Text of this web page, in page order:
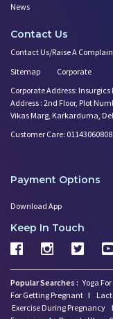
News
Contact Us
Contact Us/Raise A
Sitemap
Corporate
Corporate Address:
Address : 2nd Floor, Plot
Vikas Marg, Karkarduma,
Customer Care: 01143060808
Payment Options
Download App
Keep In Touch
Popular Searches : Yoga
For Getting Pregnant I
Exercise During Pregnancy I